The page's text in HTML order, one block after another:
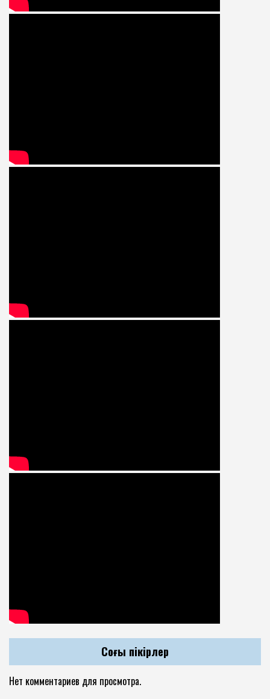
Соңғы пікірлер
Нет комментариев для просмотра.